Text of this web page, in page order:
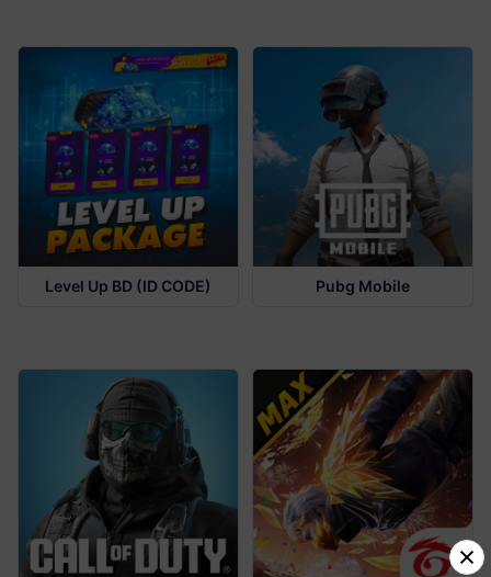
Level Up BD (ID CODE) Pubg Mobile